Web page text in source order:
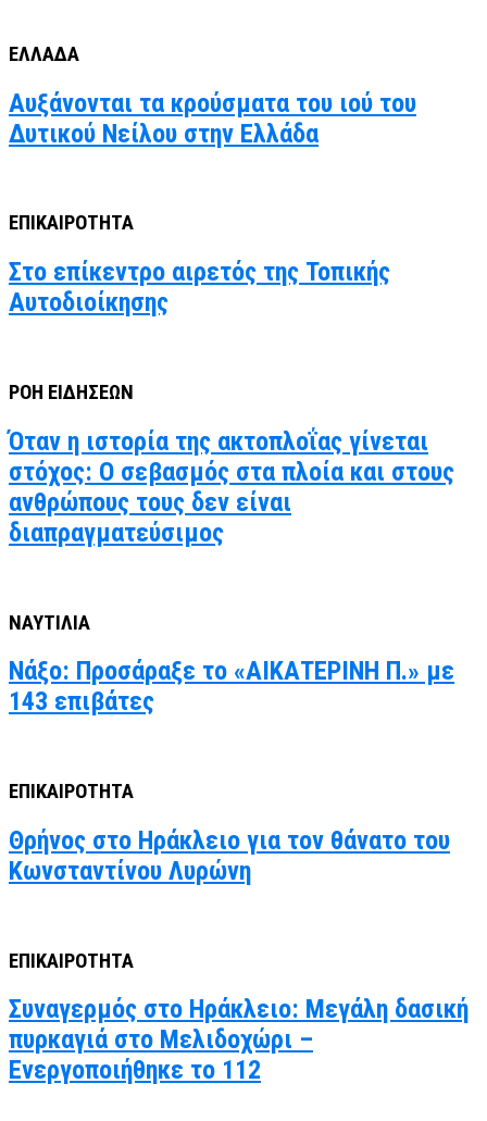
ΕΛΛΑΔΑ
Αυξάνονται τα κρούσματα του ιού του
Δυτικού Νείλου στην Ελλάδα
ΕΠΙΚΑΙΡΟΤΗΤΑ
Στο επίκεντρο αιρετός της Τοπικής
Αυτοδιοίκησης
ΡΟΗ ΕΙΔΗΣΕΩΝ
Όταν η ιστορία της ακτοπλοΐας γίνεται
στόχος: Ο σεβασμός στα πλοία και στους
ανθρώπους τους δεν είναι
διαπραγματεύσιμος
ΝΑΥΤΙΛΙΑ
Νάξο: Προσάραξε το «ΑΙΚΑΤΕΡΙΝΗ Π.» με
143 επιβάτες
ΕΠΙΚΑΙΡΟΤΗΤΑ
Θρήνος στο Ηράκλειο για τον θάνατο του
Κωνσταντίνου Λυρώνη
ΕΠΙΚΑΙΡΟΤΗΤΑ
Συναγερμός στο Ηράκλειο: Μεγάλη δασική
πυρκαγιά στο Μελιδοχώρι –
Ενεργοποιήθηκε το 112